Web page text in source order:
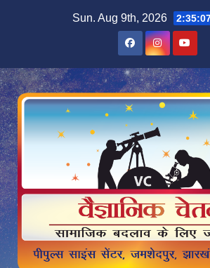
Sun. Aug 9th, 2026